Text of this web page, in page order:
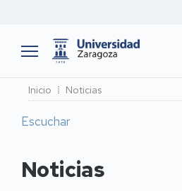
Ruta
de
navegación
Inicio Noticias
Escuchar
Noticias